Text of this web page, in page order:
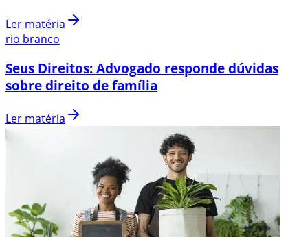
Ler matéria
rio branco
Seus Direitos: Advogado responde dúvidas
sobre direito de família
Ler matéria